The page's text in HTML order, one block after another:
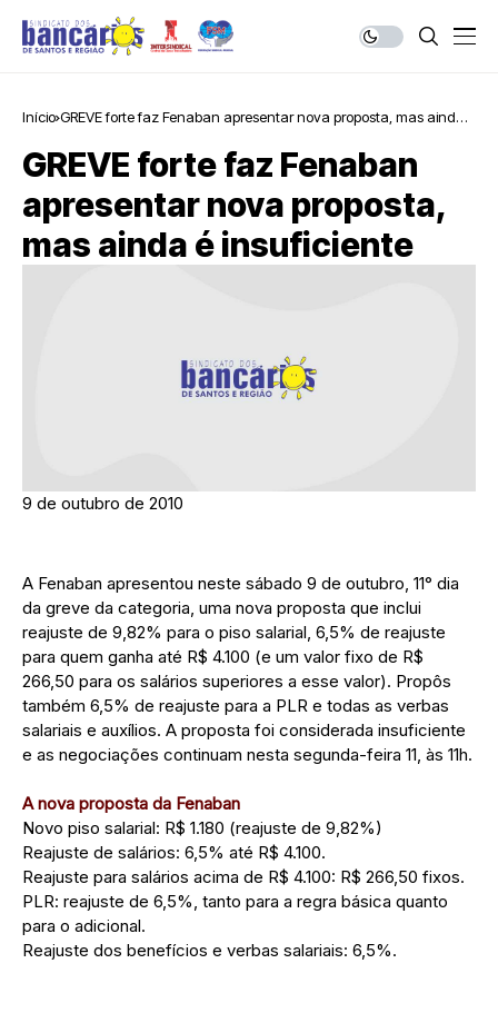
Início GREVE forte faz Fenaban apresentar nova proposta, mas ainda é
GREVE forte faz Fenaban
apresentar nova proposta,
mas ainda é insuficiente
9 de outubro de 2010
A Fenaban apresentou neste sábado 9 de outubro, 11° dia
da greve da categoria, uma nova proposta que inclui
reajuste de 9,82% para o piso salarial, 6,5% de reajuste
para quem ganha até R$ 4.100 (e um valor fixo de R$
266,50 para os salários superiores a esse valor). Propôs
também 6,5% de reajuste para a PLR e todas as verbas
salariais e auxílios. A proposta foi considerada insuficiente
e as negociações continuam nesta segunda-feira 11, às 11h.
A nova proposta da Fenaban
Novo piso salarial: R$ 1.180 (reajuste de 9,82%)
Reajuste de salários: 6,5% até R$ 4.100.
Reajuste para salários acima de R$ 4.100: R$ 266,50 fixos.
PLR: reajuste de 6,5%, tanto para a regra básica quanto
para o adicional.
Reajuste dos benefícios e verbas salariais: 6,5%.